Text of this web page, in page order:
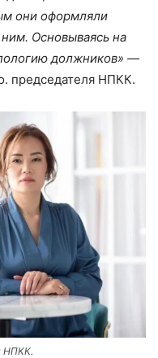
они оформляли
Основываясь на
должников» —
председателя НПКК.
НПКК.